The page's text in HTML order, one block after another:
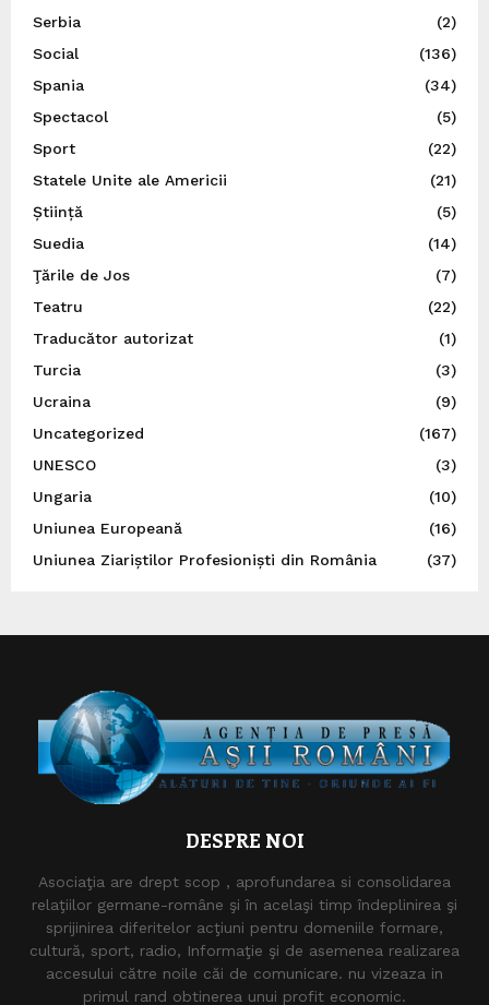
Serbia
(2)
Social
(136)
Spania
(34)
Spectacol
(5)
Sport
(22)
Statele Unite ale Americii
(21)
Știință
(5)
Suedia
(14)
Ţările de Jos
(7)
Teatru
(22)
Traducător autorizat
(1)
Turcia
(3)
Ucraina
(9)
Uncategorized
(167)
UNESCO
(3)
Ungaria
(10)
Uniunea Europeană
(16)
Uniunea Ziariștilor Profesioniști din România
(37)
DESPRE NOI
Asociaţia are drept scop , aprofundarea si consolidarea
relaţiilor germane-române şi în acelaşi timp îndeplinirea şi
sprijinirea diferitelor acţiuni pentru domeniile formare,
cultură, sport, radio, Informaţie şi de asemenea realizarea
accesului către noile căi de comunicare. nu vizeaza in
primul rand obtinerea unui profit economic.